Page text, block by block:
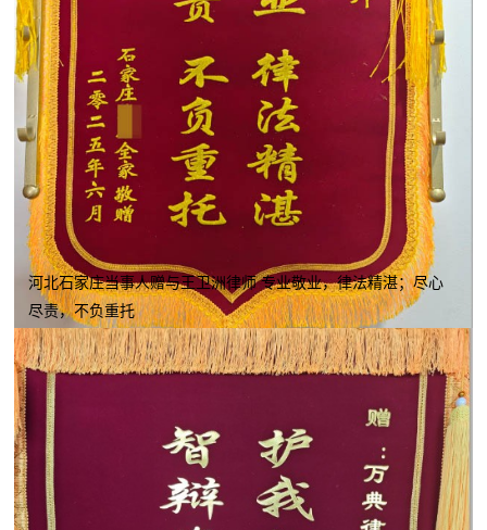
河北石家庄当事人赠与王卫洲律师 专业敬业，律法精湛；尽心
尽责，不负重托